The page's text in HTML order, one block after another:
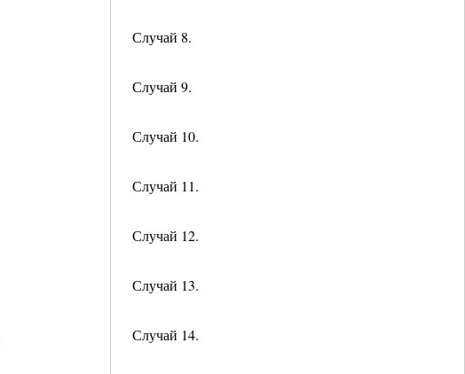
Случай 8.
Случай 9.
Случай 10.
Случай 11.
Случай 12.
Случай 13.
Случай 14.